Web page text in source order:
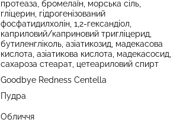
протеаза, бромелаїн, морська сіль,
гліцерин, гідрогенізований
фосфатидилхолін, 1,2-гександіол,
каприловий/каприновий тригліцерид,
бутиленгліколь, азіатикозид, мадекасова
кислота, азіатикова кислота, мадекасосид,
сахароза стеарат, цетеариловий спирт
Goodbye Redness Centella
Пудра
Обличчя